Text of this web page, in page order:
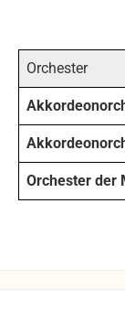
Orchester
Orchester der